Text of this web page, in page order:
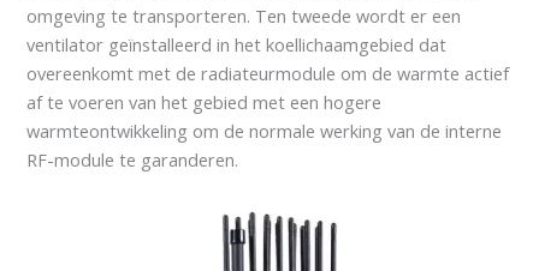
omgeving te transporteren. Ten tweede wordt er een
ventilator geïnstalleerd in het koellichaamgebied dat
overeenkomt met de radiateurmodule om de warmte actief
af te voeren van het gebied met een hogere
warmteontwikkeling om de normale werking van de interne
RF-module te garanderen.